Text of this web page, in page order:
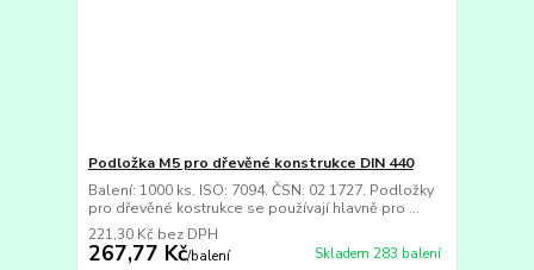
Podložka M5 pro dřevěné konstrukce DIN 440
Balení: 1000 ks. ISO: 7094. ČSN: 02 1727. Podložky
pro dřevěné kostrukce se používají hlavně pro ...
267,77 Kč/balení
221,30 Kč bez DPH
Skladem 283 balení